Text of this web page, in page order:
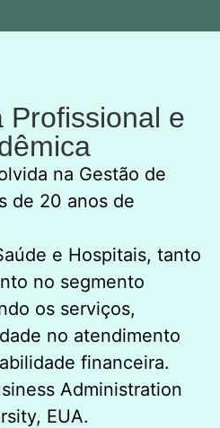
Profissional e
na Gestão de
de 20 anos de
e Hospitais, tanto
no segmento
os serviços,
no atendimento
financeira.
Administration
EUA.